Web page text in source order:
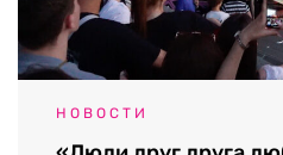
НОВОСТИ